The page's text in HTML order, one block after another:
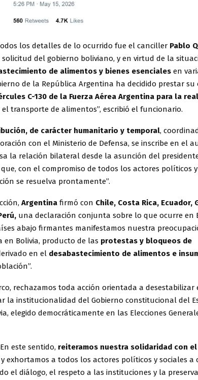
los detalles de lo ocurrido fue el canciller Pablo
solicitud del gobierno boliviano, y en virtud de la
de alimentos y bienes esenciales en
de la República Argentina ha decidido prestar
C-130 de la Fuerza Aérea Argentina para la
el transporte de alimentos”, escribió el funcionario.
de carácter humanitario y temporal,
con el Ministerio de Defensa, se inscribe en el
la relación bilateral desde la asunción del
con el compromiso de todos los actores políticos
se resuelva prontamente”.
Argentina firmó con Chile, Costa Rica, Ecuador,
una declaración conjunta sobre lo que ocurre en
abajo firmantes manifestamos nuestra
Bolivia, producto de las protestas y bloqueos de
en el desabastecimiento de alimentos e
rechazamos toda acción orientada a desestabilizar
la institucionalidad del Gobierno constitucional del
elegido democráticamente en las Elecciones
este sentido, reiteramos nuestra solidaridad con
y exhortamos a todos los actores políticos y sociales a
el diálogo, el respeto a las instituciones y la